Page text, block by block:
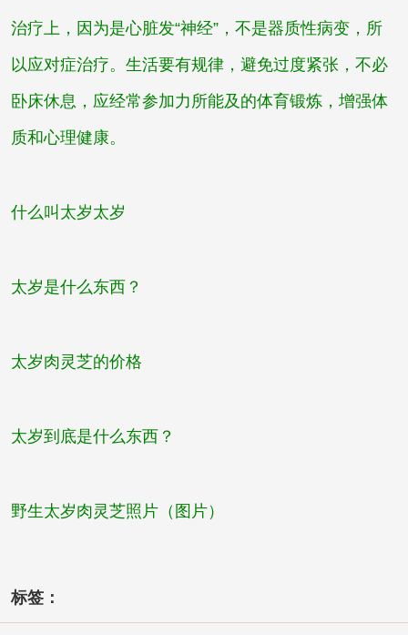
治疗上，因为是心脏发“神经”，不是器质性病变，所
以应对症治疗。生活要有规律，避免过度紧张，不必
卧床休息，应经常参加力所能及的体育锻炼，增强体
质和心理健康。
什么叫太岁太岁
太岁是什么东西？
太岁肉灵芝的价格
太岁到底是什么东西？
野生太岁肉灵芝照片（图片）
标签：